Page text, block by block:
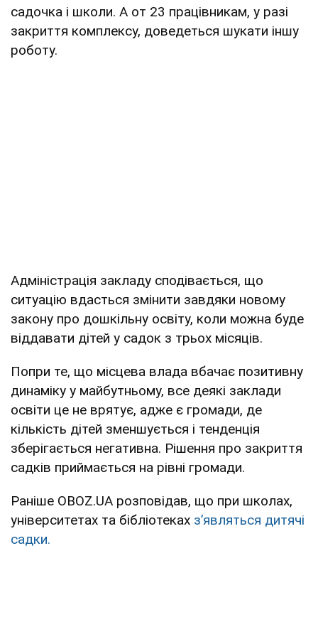
садочка і школи. А от 23 працівникам, у разі
закриття комплексу, доведеться шукати іншу
роботу.
Адміністрація закладу сподівається, що
ситуацію вдасться змінити завдяки новому
закону про дошкільну освіту, коли можна буде
віддавати дітей у садок з трьох місяців.
Попри те, що місцева влада вбачає позитивну
динаміку у майбутньому, все деякі заклади
освіти це не врятує, адже є громади, де
кількість дітей зменшується і тенденція
зберігається негативна. Рішення про закриття
садків приймається на рівні громади.
Раніше OBOZ.UA розповідав, що при школах,
університетах та бібліотеках зʼявляться дитячі
садки.